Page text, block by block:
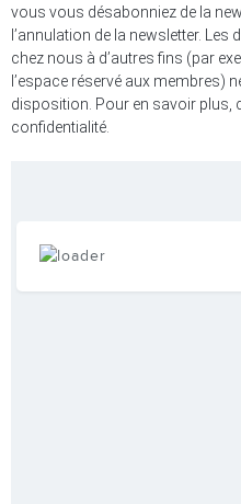
vous vous désabonniez de la
l’annulation de la newsletter.
chez nous à d’autres fins (par
l’espace réservé aux membres)
disposition. Pour en savoir plus,
confidentialité.